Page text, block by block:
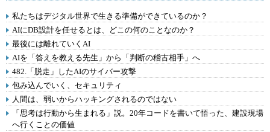
私たちはデジタル世界で生きる準備ができているのか？
AIにDB設計を任せるとは、どこの何のことなのか？
最後には離れていくAI
AIを「答えを教える先生」から「判断の稽古相手」へ
482.「脱走」したAIのサイバー攻撃
包み込んでいく、セキュリティ
人間は、弱いからハッキングされるのではない
「思考は行動から生まれる」説。20年コードを書いて悟った、建設現場
へ行くことの価値